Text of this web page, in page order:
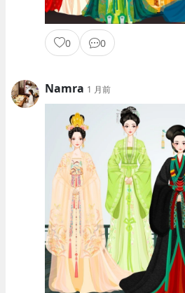
0 0
Namra 1 月前